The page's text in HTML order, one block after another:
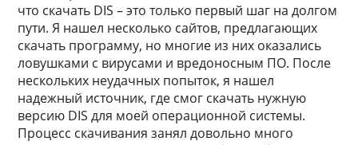
что скачать DIS – это только первый шаг на долгом
пути. Я нашел несколько сайтов, предлагающих
скачать программу, но многие из них оказались
ловушками с вирусами и вредоносным ПО. После
нескольких неудачных попыток, я нашел
надежный источник, где смог скачать нужную
версию DIS для моей операционной системы.
Процесс скачивания занял довольно много